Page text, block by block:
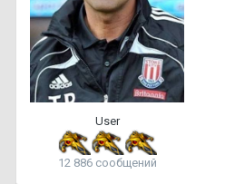
User
12 886 сообщений